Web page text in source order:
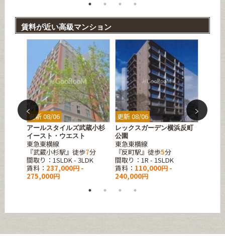
賃料が近い高級マンション
更新 08/06
アールスタイルズ武蔵小杉
イースト・ウエスト
東急東横線
『武蔵小杉駅』徒歩7分
間取り：1SLDK - 3LDK
賃料： 237,000円 -
275,000円
更新 08/06
レックスガーデン横浜反町
公園
東急東横線
『反町駅』徒歩5分
間取り：1R - 1SLDK
賃料： 110,000円 -
240,000円
更新